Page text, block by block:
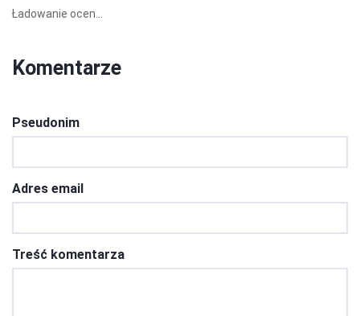
Ładowanie ocen...
Komentarze
Pseudonim
Adres email
Treść komentarza